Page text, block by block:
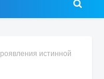
истинной